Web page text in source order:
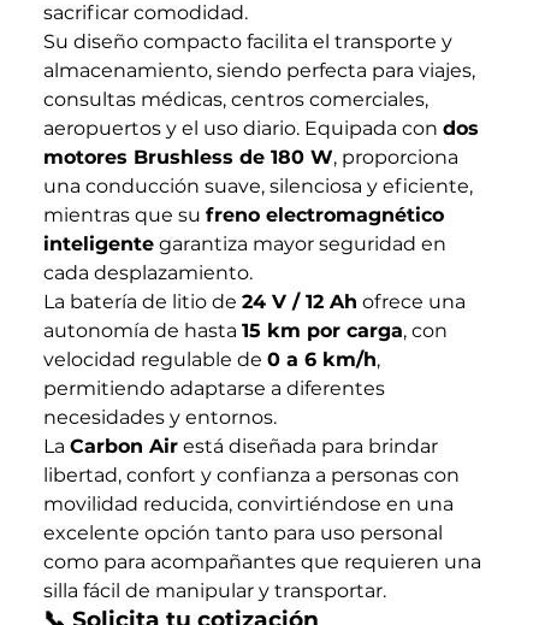
sacrificar comodidad.
Su diseño compacto facilita el transporte y
almacenamiento, siendo perfecta para viajes,
consultas médicas, centros comerciales,
aeropuertos y el uso diario. Equipada con dos
motores Brushless de 180 W, proporciona
una conducción suave, silenciosa y eficiente,
mientras que su freno electromagnético
inteligentegarantiza mayor seguridad en
cada desplazamiento.
La batería de litio de 24 V / 12 Ah ofrece una
autonomía de hasta 15 km por carga, con
velocidad regulable de 0 a 6 km/h,
permitiendo adaptarse a diferentes
necesidades y entornos.
La Carbon Airestá diseñada para brindar
libertad, confort y confianza a personas con
movilidad reducida, convirtiéndose en una
excelente opción tanto para uso personal
como para acompañantes que requieren una
silla fácil de manipular y transportar.